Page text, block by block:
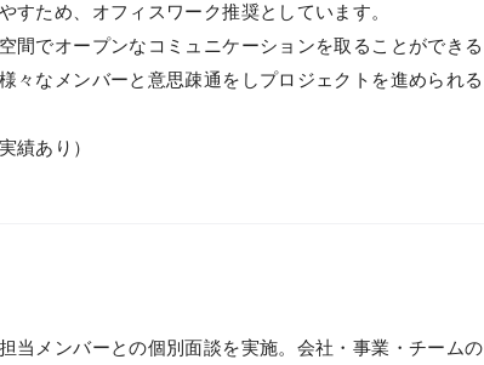
すため、オフィスワーク推奨としています。
間でオープンなコミュニケーションを取ることができる
々なメンバーと意思疎通をしプロジェクトを進められる
績あり）
当メンバーとの個別面談を実施。会社・事業・チームの